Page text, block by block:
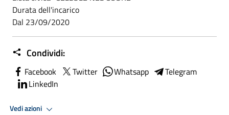
Durata dell'incarico
Dal 23/09/2020
Condividi:
Facebook Twitter Whatsapp
Telegram
LinkedIn
Vedi azioni